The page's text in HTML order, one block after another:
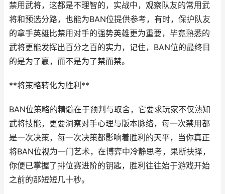
禁用武将，这都是不理智的，实战中，观察队友的常用武
将和预选分路，也能为BAN位提供参考，有时，保护队友
的拿手英雄比禁用对手的强势英雄更为重要，毕竟熟悉的
武将更能发挥出百分之百的实力，记住，BAN位的最终目
的是为了赢，而不是为了禁而禁。
**将策略转化为胜利**
BAN位策略的精髓在于预判与取舍，它要求玩家不仅熟知
武将技能，更要洞察对手心理与版本脉络，每一次禁用都
是一次决策，每一次决策都影响着胜利的天平，当你真正
将BAN位视为一门艺术，在博弈中冷静思考，果断抉择，
你便已掌握了排位赛进阶的钥匙，胜利往往始于游戏开始
之前的那短短几十秒。